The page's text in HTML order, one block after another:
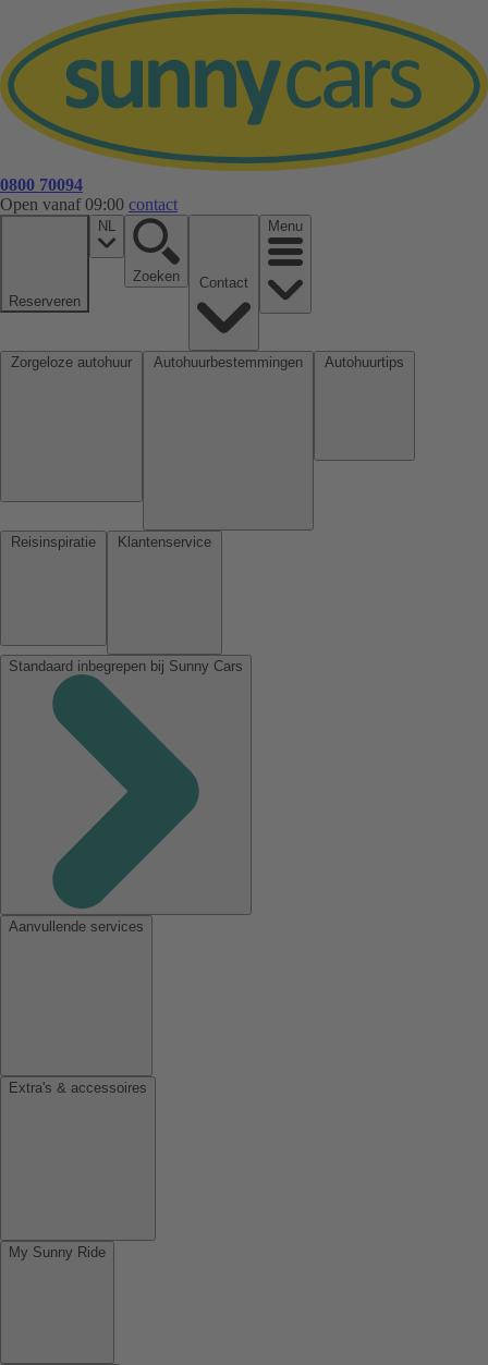
0800 70094
Open vanaf 09:00 contact
Reserveren
NL
Zoeken
Menu
Standaard inbegrepen bij Sunny Cars
Aanvullende services
Extra's & accessoires
My Sunny Ride